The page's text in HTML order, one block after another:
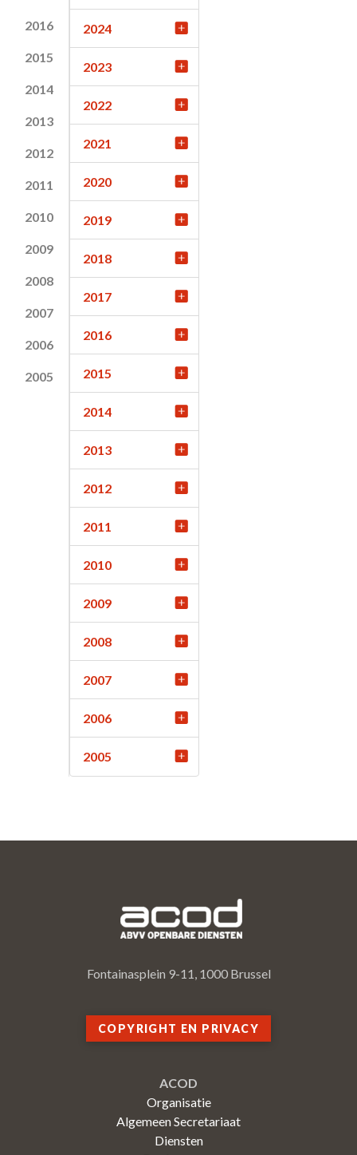
2016
2015
2014
2013
2012
2011
2010
2009
2008
2007
2006
2005
2024
2023
2022
2021
2020
2019
2018
2017
2016
2015
2014
2013
2012
2011
2010
2009
2008
2007
2006
2005
Fontainasplein 9-11, 1000 Brussel
COPYRIGHT EN PRIVACY
ACOD
Organisatie
Algemeen Secretariaat
Diensten